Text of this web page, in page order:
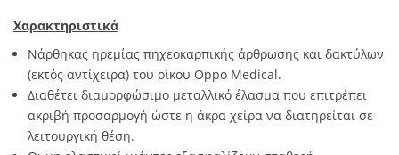
Χαρακτηριστικά
Νάρθηκας ηρεμίας πηχεοκαρπικής άρθρωσης και δακτύλων
(εκτός αντίχειρα) του οίκου Oppo Medical.
Διαθέτει διαμορφώσιμο μεταλλικό έλασμα που επιτρέπει
ακριβή προσαρμογή ώστε η άκρα χείρα να διατηρείται σε
λειτουργική θέση.